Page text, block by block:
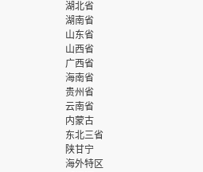
湖北省
湖南省
山东省
山西省
广西省
海南省
贵州省
云南省
内蒙古
东北三省
陕甘宁
海外特区